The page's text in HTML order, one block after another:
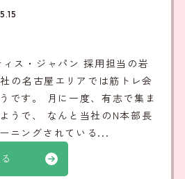
ス・ジャパン 採用担当の岩
の名古屋エリアでは筋トレ会
です。 月に一度、有志で集ま
うで、 なんと当社のN本部長
ニングされている...